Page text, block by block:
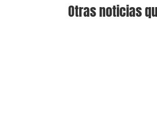
Otras noticias